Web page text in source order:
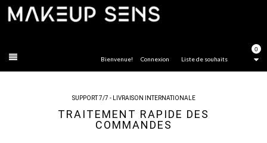
0
Liste de souhaits
Bienvenue! Connexion
SUPPORT 7/7 - LIVRAISON INTERNATIONALE
TRAITEMENT RAPIDE DES
COMMANDES